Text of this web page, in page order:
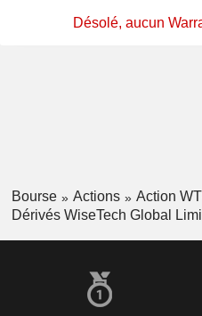
Désolé, aucun
Bourse Actions
Action
Dérivés WiseTech Global